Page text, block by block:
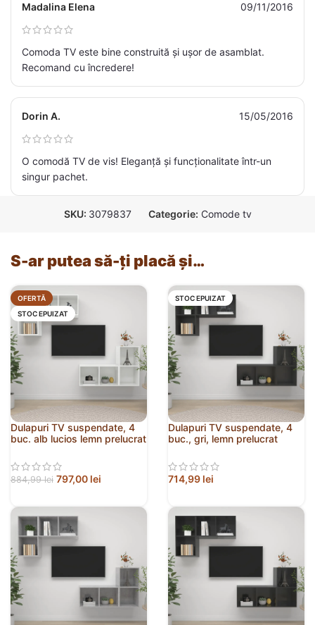
Madalina Elena 09/11/2016
Comoda TV este bine construită și ușor de asamblat.
Recomand cu încredere!
Dorin A. 15/05/2016
O comodă TV de vis! Eleganță și funcționalitate într-un
singur pachet.
SKU: 3079837 Categorie: Comode tv
S-ar putea să-ți placă și…
OFERTĂ
STOC EPUIZAT
Dulapuri TV suspendate, 4
buc. alb lucios lemn prelucrat
884,99lei 797,00 lei
STOC EPUIZAT
Dulapuri TV suspendate, 4
buc., gri, lemn prelucrat
714,99 lei